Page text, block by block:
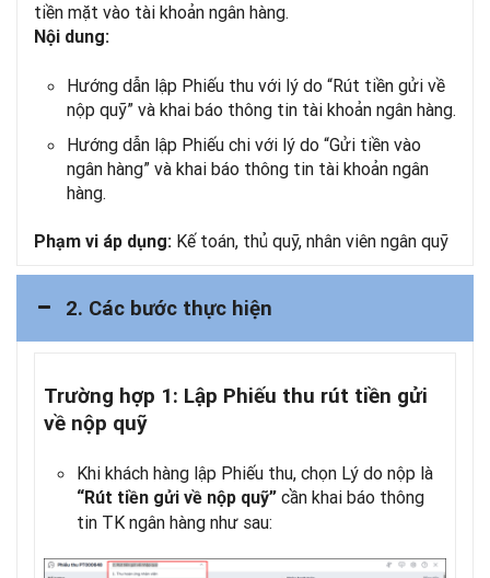
tiền mặt vào tài khoản ngân hàng.
Nội dung:
Hướng dẫn lập Phiếu thu với lý do “Rút tiền gửi về
nộp quỹ” và khai báo thông tin tài khoản ngân hàng.
Hướng dẫn lập Phiếu chi với lý do “Gửi tiền vào
ngân hàng” và khai báo thông tin tài khoản ngân
hàng.
Phạm vi áp dụng: Kế toán, thủ quỹ, nhân viên ngân quỹ
2. Các bước thực hiện
Trường hợp 1: Lập Phiếu thu rút tiền gửi
về nộp quỹ
Khi khách hàng lập Phiếu thu, chọn Lý do nộp là
“Rút tiền gửi về nộp quỹ” cần khai báo thông
tin TK ngân hàng như sau: